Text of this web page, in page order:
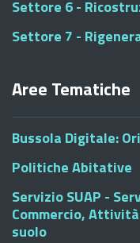
Settore 6 -
Settore 7 -
Aree Tematiche
Bussola Digitale:
Politiche Abitative
Servizio SUAP -
Commercio,
suolo